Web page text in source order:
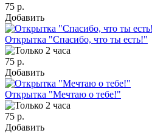
75 р.
Добавить
Открытка "Спасибо, что ты есть!"
75 р.
Добавить
Открытка "Мечтаю о тебе!"
75 р.
Добавить